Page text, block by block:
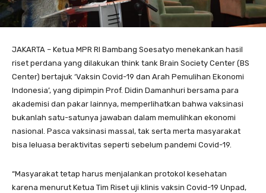
JAKARTA – Ketua MPR RI Bambang Soesatyo menekankan hasil
riset perdana yang dilakukan think tank Brain Society Center (BS
Center) bertajuk ‘Vaksin Covid-19 dan Arah Pemulihan Ekonomi
Indonesia’, yang dipimpin Prof. Didin Damanhuri bersama para
akademisi dan pakar lainnya, memperlihatkan bahwa vaksinasi
bukanlah satu-satunya jawaban dalam memulihkan ekonomi
nasional. Pasca vaksinasi massal, tak serta merta masyarakat
bisa leluasa beraktivitas seperti sebelum pandemi Covid-19.
“Masyarakat tetap harus menjalankan protokol kesehatan
karena menurut Ketua Tim Riset uji klinis vaksin Covid-19 Unpad,